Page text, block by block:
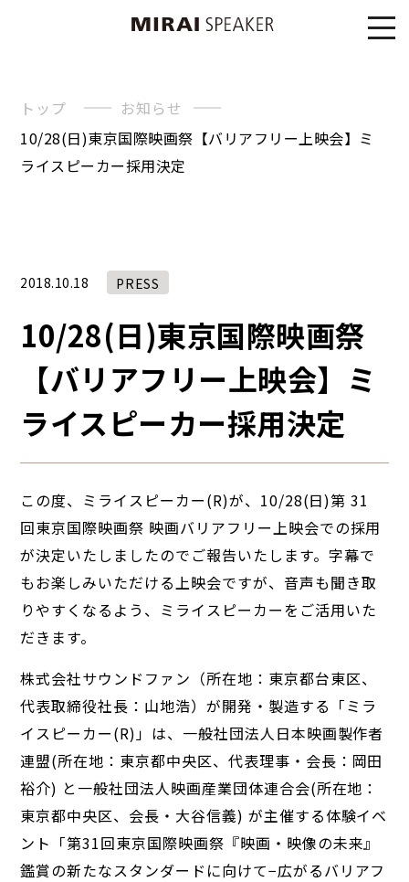
トップ
お知らせ
10/28(日)東京国際映画祭【バリアフリー上映会】ミ
ライスピーカー採用決定
2018.10.18 PRESS
10/28(日)東京国際映画祭
【バリアフリー上映会】ミ
ライスピーカー採用決定
この度、ミライスピーカー(R)が、10/28(日)第 31
回東京国際映画祭 映画バリアフリー上映会での採用
が決定いたしましたのでご報告いたします。字幕で
もお楽しみいただける上映会ですが、音声も聞き取
りやすくなるよう、ミライスピーカーをご活用いた
だきます。
株式会社サウンドファン（所在地：東京都台東区、
代表取締役社長：山地浩）が開発・製造する「ミラ
イスピーカー(R)」は、一般社団法人日本映画製作者
連盟(所在地：東京都中央区、代表理事・会長：岡田
裕介) と一般社団法人映画産業団体連合会(所在地：
東京都中央区、会長・大谷信義) が主催する体験イベ
ント「第31回東京国際映画祭『映画・映像の未来』
鑑賞の新たなスタンダードに向けて−広がるバリアフ